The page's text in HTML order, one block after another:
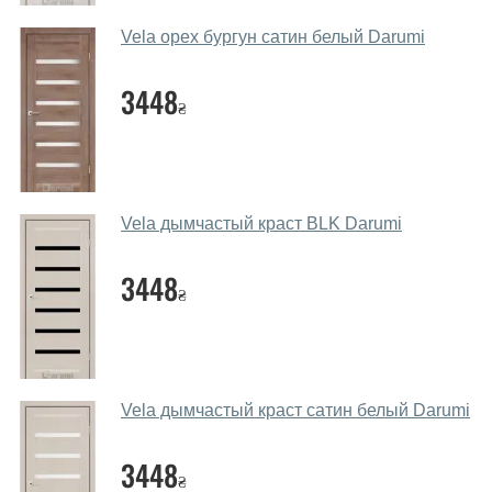
салоні-магазині.
Які основні особливості та переваги
ваших міжкімнатних дверей?
євробрусу (власного сушіння), що покривається МДФ
накладками товщиною 20 мм. Завдяки такій товщині
МДФ, вся конструкція виходить дуже міцною та
надійною.
Які дверні полотна порадите?
Наші рекомендації залежать від необхідних
параметрів, бюджету та інших факторів. Підбір
дверних полотен проводиться індивідуально для
кожного відвідувача.
Так, робимо. Наші фахівці можуть зробити замір та
Vela орех бургун сатин белый Darumi
3448₴
Vela дымчастый краст BLK Darumi
3448₴
Vela дымчастый краст сатин белый Darumi
3448₴